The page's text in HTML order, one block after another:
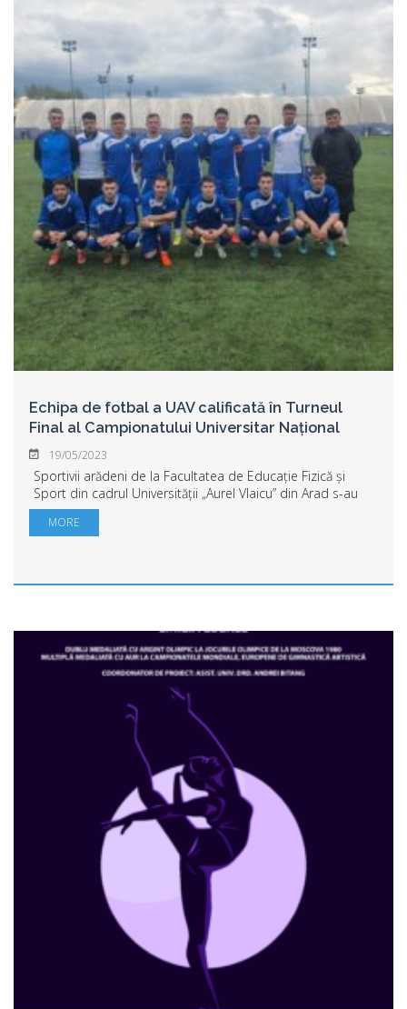
Echipa de fotbal a UAV calificată în Turneul
Final al Campionatului Universitar Național
19/05/2023
Sportivii arădeni de la Facultatea de Educație Fizică și
Sport din cadrul Universității „Aurel Vlaicu” din Arad s-au
calificat la Turneul Final al Campionatului Național
Universitar de Fotbal. La star...
MORE